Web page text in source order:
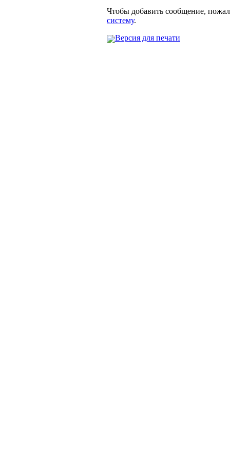
Чтобы добавить сообщение,
систему.
Версия для печати